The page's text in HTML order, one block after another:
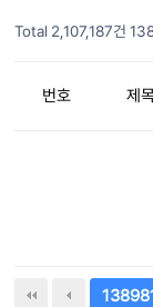
Total 2,107,187건
번호 제